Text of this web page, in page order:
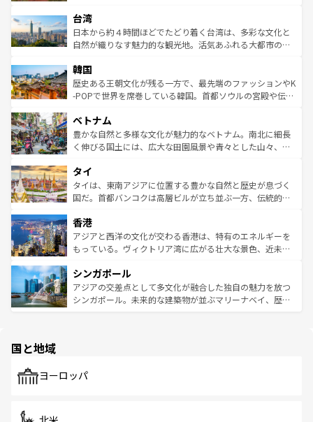
ならではの贅沢な旅のスタイルだ。 なお、新着のアメリカ
情報はコンテンツ一覧を参照してほしい。
れるおもてなしの心で訪れる人々を迎えてくれるハワイの
人々、おいしいローカルフードやハワイアンミュージッ
ク、伝統的なフラダンスなど、すべてがハワイの魅力を彩
ワイを、存分に味わってほしい。 なお、新着のハワイ情報
はコンテンツ一覧を参照してほしい。
リアリーフや大陸中央部にそびえるウルル（エアーズロッ
ク）、タスマニアの美しい原生林やケアンズの熱帯雨林な
ど、見どころがたくさん。また、カフェやワイン、オージ
いる。アクティビティも充実しており、サーフィンやダイ
ビング、ハイキングなど、アウトドア好きにはたまらな
い。オーストラリアの多彩な魅力を存分に味わいつくそ
参照してほしい。
台湾
日本から約４時間ほどでたどり着く台湾は、多彩な文化と
自然が織りなす魅力的な観光地。活気あふれる大都市の台
ン）、静ひつな山岳地帯である台湾東部など、都市の喧騒
と山間の静けさが共存しており、訪れる人に新しい発見と
驚きをもたらしてくれる。また、奥深い台湾の食文化も魅
容にもいいと評判のスイーツなど、バラエティ豊かな料理
が味わえる。 なお、新着の台湾情報は コンテンツ一覧を参
照してほしい。
韓国
歴史ある王朝文化が残る一方で、最先端のファッションやK
-POPで世界を席巻している韓国。首都ソウルの宮殿や伝統
き、地方に足を延ばせば四季折々の自然美を楽しむことが
できる。そして、キムチや焼肉、絶品のストリートフード
まで、さまざまな韓国料理が待っている。夜には、韓国な
リティに包まれながら、韓国の多彩な魅力を心ゆくまで味
わってみてほしい。 なお、新着の韓国情報はコンテンツ一
覧を参照してほしい。
ベトナム
豊かな自然と多様な文化が魅力的なベトナム。南北に細長
く伸びる国土には、広大な田園風景や青々とした山々、世
急速な発展と共に伝統が息づく。ハノイの古い町並みやホ
ーチミン市のフランス統治時代の建物も、独特の雰囲気を
醸し出している。また、バラエティの豊かさとおいしさで
とつ。フォーやバインミー、ベトナムコーヒーなどは、ぜ
ひ現地で味わいたい。どの地域を訪れてもあたたかい人々
が旅行者を迎えてくれるので、きっと忘れられない旅にな
参照してほしい。
タイ
タイは、東南アジアに位置する豊かな自然と歴史が息づく
国だ。首都バンコクは高層ビルが立ち並ぶ一方、伝統的な
の活気が交差している。北部ではチェンマイなどの山岳地
帯で自然と触れ合い、南部ではプーケットやクラビの美し
いビーチでリゾート気分を楽しむことができる。タイ料理
激する。気候は一年中温暖で、どの季節にも異なる楽しみ
が待っている。親しみやすいタイの人々、仏教を中心とし
た文化、そして多様な観光資源が、訪れる旅人を魅了し続
香港
アジアと西洋の文化が交わる香港は、特有のエネルギーを
もっている。ヴィクトリア湾に広がる壮大な景色、近未来
み、どこを訪れても感動するはず。観光スポットが密集し
ており、効率よく見どころを回れるのも魅力。息をのむよ
うな絶景から文化的な体験まで、香港を存分に楽しみ尽く
シンガポール
アジアの交差点として多文化が融合した独自の魅力を放つ
シンガポール。未来的な建築物が並ぶマリーナベイ、歴史
で、ホーカーズは地元の風情を楽しめる外せないスポット
国と地域
ヨーロッパ